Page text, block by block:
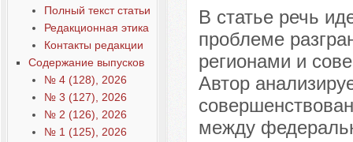
Полный текст статьи
Редакционная этика
Контакты редакции
Содержание выпусков
№ 4 (128), 2026
№ 3 (127), 2026
№ 2 (126), 2026
№ 1 (125), 2026
В статье речь
проблеме
регионами и
Автор
между